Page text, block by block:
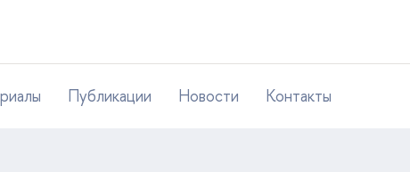
Публикации Новости Контакты